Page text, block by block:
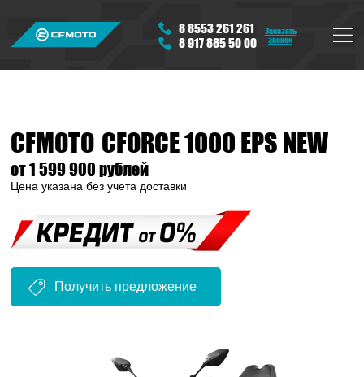
8 8553 261 261
8 917 885 50 00
Заказать
звонок
CFMOTO CFORCE 1000 EPS NEW
от 1 599 900 рублей
Цена указана без учета доставки
Получить предложение